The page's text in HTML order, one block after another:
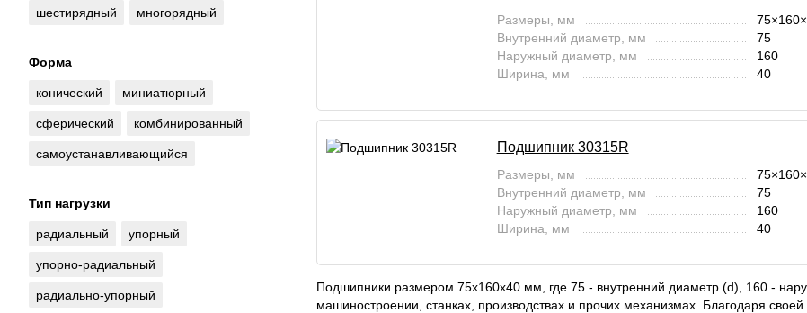
Размеры, мм
Внутренний диаметр, мм
75
Наружный диаметр, мм
160
Ширина, мм
40
Подшипник 30315R
Размеры, мм
Внутренний диаметр, мм
75
Наружный диаметр, мм
160
Ширина, мм
40
Подшипники размером 75x160x40 мм, где 75 - внутренний диаметр (d), 160 -
машиностроении, станках, производствах и прочих механизмах. Благодаря
шестирядный многорядный
Форма
конический миниатюрный
сферический комбинированный
самоустанавливающийся
Тип нагрузки
радиальный упорный
упорно-радиальный
радиально-упорный